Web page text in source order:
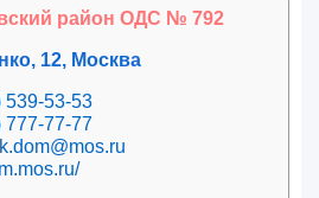
район ОДС № 792
12, Москва
539-53-53
777-77-77